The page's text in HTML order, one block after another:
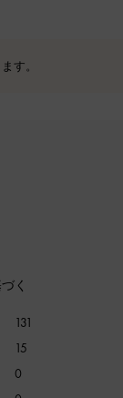
す。
く
131
15
0